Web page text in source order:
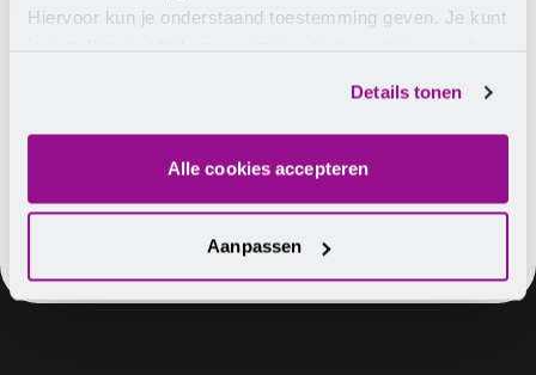
Hiervoor kun je onderstaand toestemming geven. Je kunt
Details tonen
Alle cookies accepteren
Aanpassen
By clicking the button, you consent to the
processing of your data as described in our privacy
statement.